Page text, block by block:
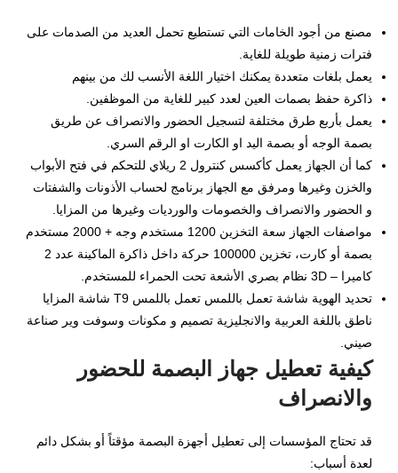
مصنع من أجود الخامات التي تستطيع تحمل العديد من الصدمات على
فترات زمنية طويلة للغاية.
يعمل بلغات متعددة يمكنك اختيار اللغة الأنسب لك من بينهم
ذاكرة حفظ بصمات العين لعدد كبير للغاية من الموظفين.
يعمل بأربع طرق مختلفة لتسجيل الحضور والانصراف عن طريق
بصمة الوجه أو بصمة اليد او الكارت او الرقم السري.
كما أن الجهاز يعمل كأكسس كنترول 2 ريلاي للتحكم في فتح الأبواب
والخزن وغيرها ومرفق مع الجهاز برنامج لحساب الأذونات والشفتات
و الحضور والانصراف والخصومات والورديات وغيرها من المزايا.
مواصفات الجهاز سعة التخزين 1200 مستخدم وجه + 2000 مستخدم
بصمة أو كارت، تخزين 100000 حركة داخل ذاكرة الماكينة عدد 2
كاميرا – 3D نظام بصري الأشعة تحت الحمراء للمستخدم.
تحديد الهوية شاشة تعمل باللمس تعمل باللمس T9 شاشة المزايا
ناطق باللغة العربية والانجليزية تصميم و مكونات وسوفت وير صناعة
صيني.
كيفية تعطيل جهاز البصمة للحضور
والانصراف
قد تحتاج المؤسسات إلى تعطيل أجهزة البصمة مؤقتاً أو بشكل دائم
لعدة أسباب: